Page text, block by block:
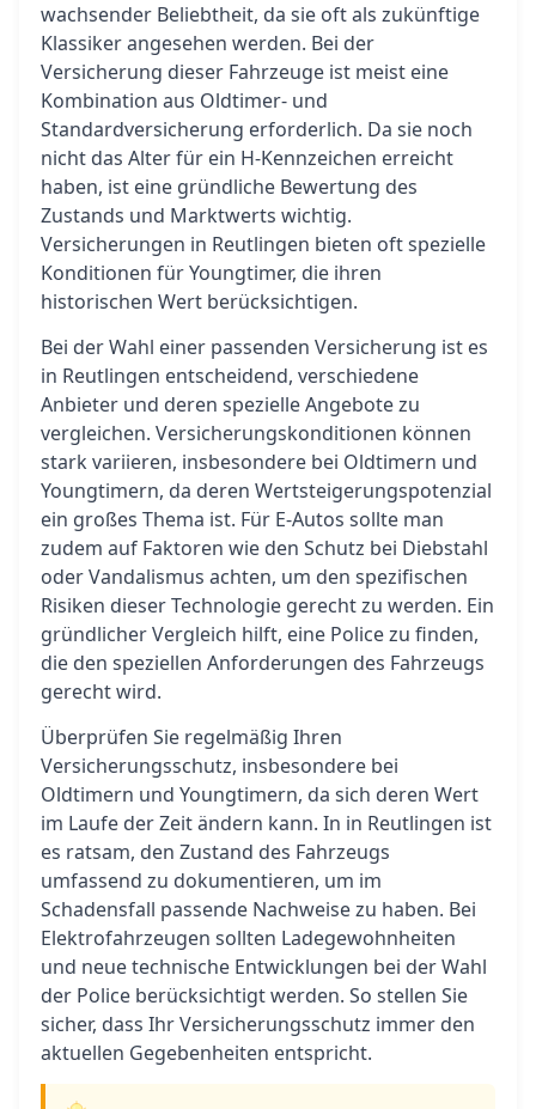
wachsender Beliebtheit, da sie oft als zukünftige
Klassiker angesehen werden. Bei der
Versicherung dieser Fahrzeuge ist meist eine
Kombination aus Oldtimer- und
Standardversicherung erforderlich. Da sie noch
nicht das Alter für ein H-Kennzeichen erreicht
haben, ist eine gründliche Bewertung des
Zustands und Marktwerts wichtig.
Versicherungen in Reutlingen bieten oft spezielle
Konditionen für Youngtimer, die ihren
historischen Wert berücksichtigen.
Bei der Wahl einer passenden Versicherung ist es
in Reutlingen entscheidend, verschiedene
Anbieter und deren spezielle Angebote zu
vergleichen. Versicherungskonditionen können
stark variieren, insbesondere bei Oldtimern und
Youngtimern, da deren Wertsteigerungspotenzial
ein großes Thema ist. Für E-Autos sollte man
zudem auf Faktoren wie den Schutz bei Diebstahl
oder Vandalismus achten, um den spezifischen
Risiken dieser Technologie gerecht zu werden. Ein
gründlicher Vergleich hilft, eine Police zu finden,
die den speziellen Anforderungen des Fahrzeugs
gerecht wird.
Überprüfen Sie regelmäßig Ihren
Versicherungsschutz, insbesondere bei
Oldtimern und Youngtimern, da sich deren Wert
im Laufe der Zeit ändern kann. In in Reutlingen ist
es ratsam, den Zustand des Fahrzeugs
umfassend zu dokumentieren, um im
Schadensfall passende Nachweise zu haben. Bei
Elektrofahrzeugen sollten Ladegewohnheiten
und neue technische Entwicklungen bei der Wahl
der Police berücksichtigt werden. So stellen Sie
sicher, dass Ihr Versicherungsschutz immer den
aktuellen Gegebenheiten entspricht.